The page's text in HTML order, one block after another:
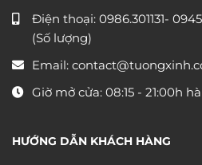
Điện thoại: 0986.301131-
(Số lượng)
Email:
Giờ mở cửa: 08:15 - 21:00h
HƯỚNG DẪN KHÁCH HÀNG